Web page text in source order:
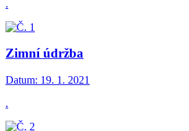
.
Zimní údržba
Datum: 19. 1. 2021
.